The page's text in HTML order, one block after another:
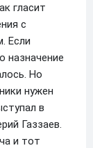
гласит
с
Если
назначение
Но
нужен
в
Газзаев.
и тот